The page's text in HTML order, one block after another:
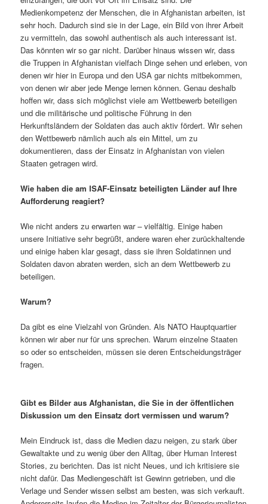
Medienkompetenz der Menschen, die in Afghanistan arbeiten, ist
sehr hoch. Dadurch sind sie in der Lage, ein Bild von ihrer Arbeit
zu vermitteln, das sowohl authentisch als auch interessant ist.
Das könnten wir so gar nicht. Darüber hinaus wissen wir, dass
die Truppen in Afghanistan vielfach Dinge sehen und erleben, von
denen wir hier in Europa und den USA gar nichts mitbekommen,
von denen wir aber jede Menge lernen können. Genau deshalb
hoffen wir, dass sich möglichst viele am Wettbewerb beteiligen
und die militärische und politische Führung in den
Herkunftsländern der Soldaten das auch aktiv fördert. Wir sehen
den Wettbewerb nämlich auch als ein Mittel, um zu
dokumentieren, dass der Einsatz in Afghanistan von vielen
Staaten getragen wird.
Wie haben die am ISAF-Einsatz beteiligten Länder auf Ihre
Aufforderung reagiert?
Wie nicht anders zu erwarten war – vielfältig. Einige haben
unsere Initiative sehr begrüßt, andere waren eher zurückhaltende
und einige haben klar gesagt, dass sie ihren Soldatinnen und
Soldaten davon abraten werden, sich an dem Wettbewerb zu
beteiligen.
Warum?
Da gibt es eine Vielzahl von Gründen. Als NATO Hauptquartier
können wir aber nur für uns sprechen. Warum einzelne Staaten
so oder so entscheiden, müssen sie deren Entscheidungsträger
fragen.
Gibt es Bilder aus Afghanistan, die Sie in der öffentlichen
Diskussion um den Einsatz dort vermissen und warum?
Mein Eindruck ist, dass die Medien dazu neigen, zu stark über
Gewaltakte und zu wenig über den Alltag, über Human Interest
Stories, zu berichten. Das ist nicht Neues, und ich kritisiere sie
nicht dafür. Das Mediengeschäft ist Gewinn getrieben, und die
Verlage und Sender wissen selbst am besten, was sich verkauft.